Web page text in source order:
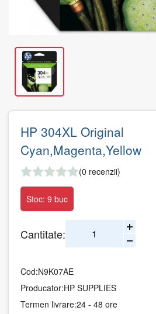
HP 304XL Original
Cyan,Magenta,Yellow
(0 recenzii)
Stoc: 9 buc
Cantitate:
Cod:N9K07AE
Producator:HP SUPPLIES
Termen livrare:24 - 48 ore